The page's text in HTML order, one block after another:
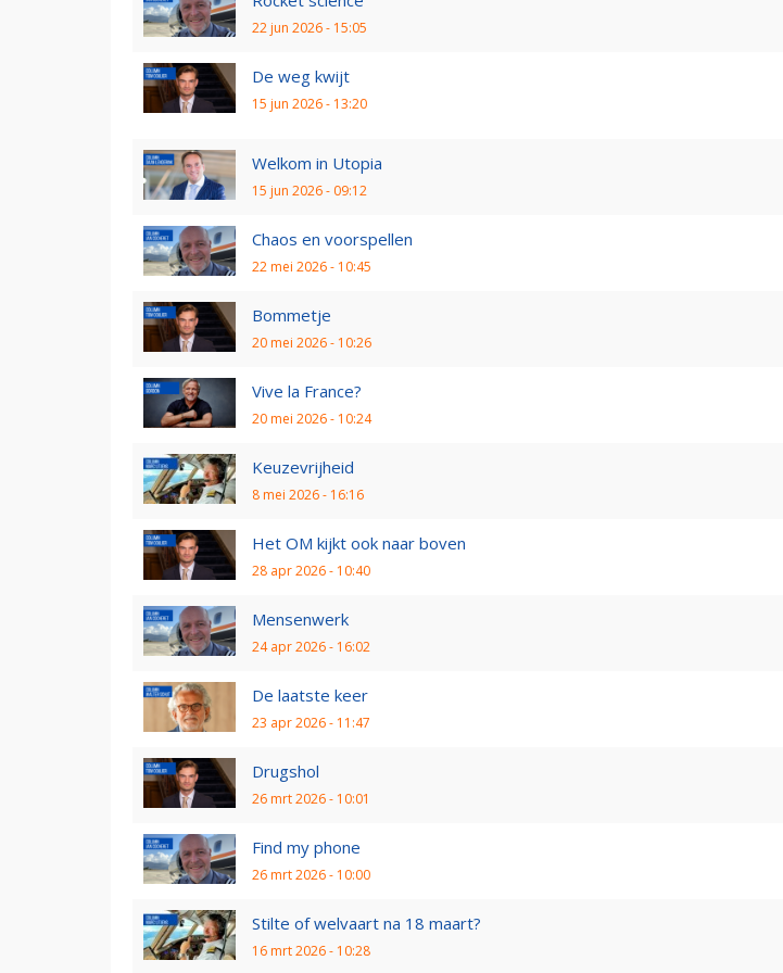
22 jun 2026 - 15:05
De weg kwijt
15 jun 2026 - 13:20
Welkom in Utopia
15 jun 2026 - 09:12
Chaos en voorspellen
22 mei 2026 - 10:45
Bommetje
20 mei 2026 - 10:26
Vive la France?
20 mei 2026 - 10:24
Keuzevrijheid
8 mei 2026 - 16:16
Het OM kijkt ook naar boven
28 apr 2026 - 10:40
Mensenwerk
24 apr 2026 - 16:02
De laatste keer
23 apr 2026 - 11:47
Drugshol
26 mrt 2026 - 10:01
Find my phone
26 mrt 2026 - 10:00
Stilte of welvaart na 18 maart?
16 mrt 2026 - 10:28